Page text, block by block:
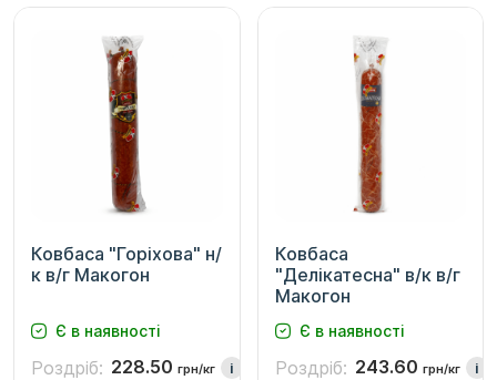
Ковбаса "Горіхова" н/
к в/г Макогон
Є в наявності
Роздріб: 228.50 грн/кг i
Ковбаса
"Делікатесна" в/к в/г
Макогон
Є в наявності
Роздріб: 243.60 грн/кг i